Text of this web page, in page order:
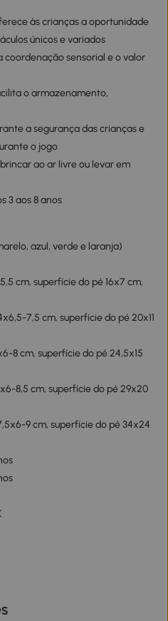
às crianças a oportunidade
únicos e variados
sensorial e o valor
o armazenamento,
a segurança das crianças e
o jogo
ao ar livre ou levar em
3 aos 8 anos
azul, verde e laranja)
cm, superfície do pé 16x7 cm,
7,5 cm, superfície do pé 20x11
8 cm, superfície do pé 24,5x15
8,5 cm, superfície do pé 29x20
9 cm, superfície do pé 34x24